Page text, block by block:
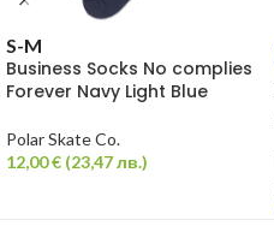
S-M
Business Socks No complies
Forever Navy Light Blue
Polar Skate Co.
12,00€ (23,47лв.)